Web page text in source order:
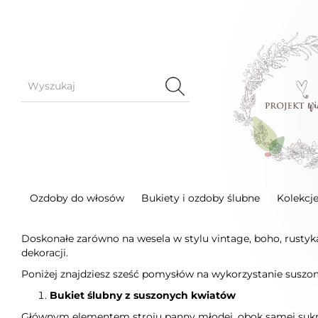
Ozdoby do włosów Bukiety i ozdoby ślubne
Sześć pomysłów na wykorzystanie suszonych i
Sześć pomysłów na wykorzystanie
Choć suszone kwiaty nie są nowością w ślubnych
jako gorący trend. Mimo że nie emanują tak
ciepłym odcieniom oraz różnorodności kształtów i faktur.
Doskonałe zarówno na wesela w stylu vintage, boho,
dekoracji.
Poniżej znajdziesz sześć pomysłów na wykorzystanie
Bukiet ślubny z suszonych kwiatów